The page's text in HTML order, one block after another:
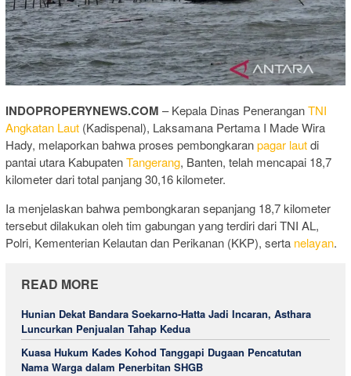
INDOPROPERYNEWS.COM – Kepala Dinas PeneranganTNI
Angkatan Laut (Kadispenal), Laksamana Pertama I Made Wira
Hady, melaporkan bahwa proses pembongkaranpagar lautdi
pantai utara KabupatenTangerang, Banten, telah mencapai 18,7
kilometer dari total panjang 30,16 kilometer.
Ia menjelaskan bahwa pembongkaran sepanjang 18,7 kilometer
tersebut dilakukan oleh tim gabungan yang terdiri dari TNI AL,
Polri, Kementerian Kelautan dan Perikanan (KKP), serta nelayan.
READ MORE
Hunian Dekat Bandara Soekarno-Hatta Jadi Incaran, Asthara
Luncurkan Penjualan Tahap Kedua
Kuasa Hukum Kades Kohod Tanggapi Dugaan Pencatutan
Nama Warga dalam Penerbitan SHGB